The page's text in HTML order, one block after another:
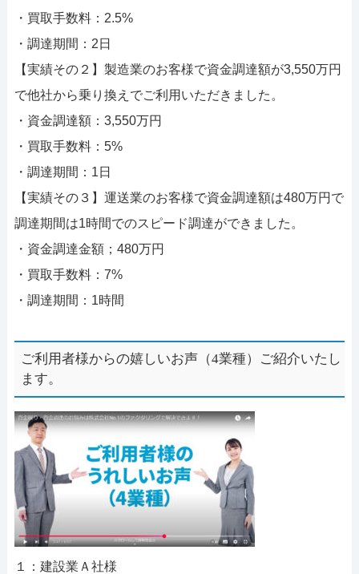
・買取手数料：2.5%
・調達期間：2日
【実績その２】製造業のお客様で資金調達額が3,550万円
で他社から乗り換えでご利用いただきました。
・資金調達額：3,550万円
・買取手数料：5%
・調達期間：1日
【実績その３】運送業のお客様で資金調達額は480万円で
調達期間は1時間でのスピード調達ができました。
・資金調達金額；480万円
・買取手数料：7%
・調達期間：1時間
ご利用者様からの嬉しいお声（4業種）ご紹介いたし
ます。
１：建設業Ａ社様